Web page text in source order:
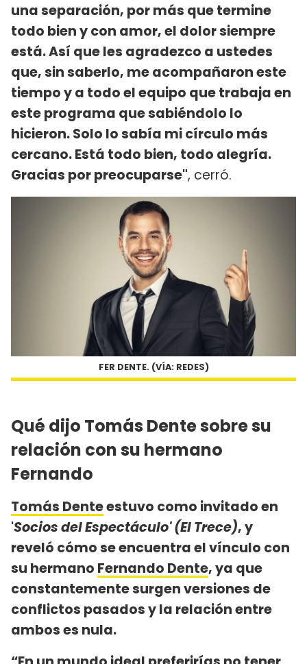
una separación, por más que termine
todo bien y con amor, el dolor siempre
está. Así que les agradezco a ustedes
que, sin saberlo, me acompañaron este
tiempo y a todo el equipo que trabaja en
este programa que sabiéndolo lo
hicieron. Solo lo sabía mi círculo más
cercano. Está todo bien, todo alegría.
Gracias por preocuparse", cerró.
FER DENTE. (VÍA: REDES)
Qué dijo Tomás Dente sobre su
relación con su hermano
Fernando
Tomás Denteestuvo como invitado en
'Socios del Espectáculo' (El Trece), y
reveló cómo se encuentra el vínculo con
su hermano Fernando Dente, ya que
constantemente surgen versiones de
conflictos pasados y la relación entre
ambos es nula.